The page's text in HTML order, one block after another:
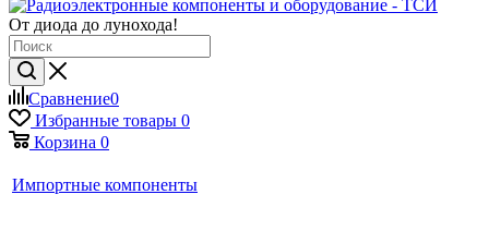
От диода до лунохода!
Сравнение0
Избранные товары 0
Корзина 0
Импортные компоненты